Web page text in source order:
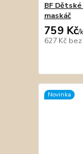
BF
maskáč
759 Kč/
627 Kč bez
Novinka